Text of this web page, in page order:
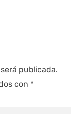
publicada.
con *